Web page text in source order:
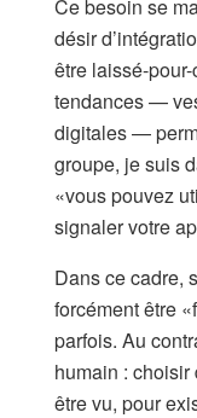
Ce besoin se
désir
être laissé-
tendances —
digitales —
groupe, je suis
«vous pouvez
signaler votre
Dans ce cadre,
forcément être
parfois. Au
humain : choisir
être vu, pour